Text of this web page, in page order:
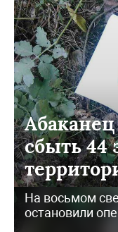
сбыть 44
На восьмом
остановили